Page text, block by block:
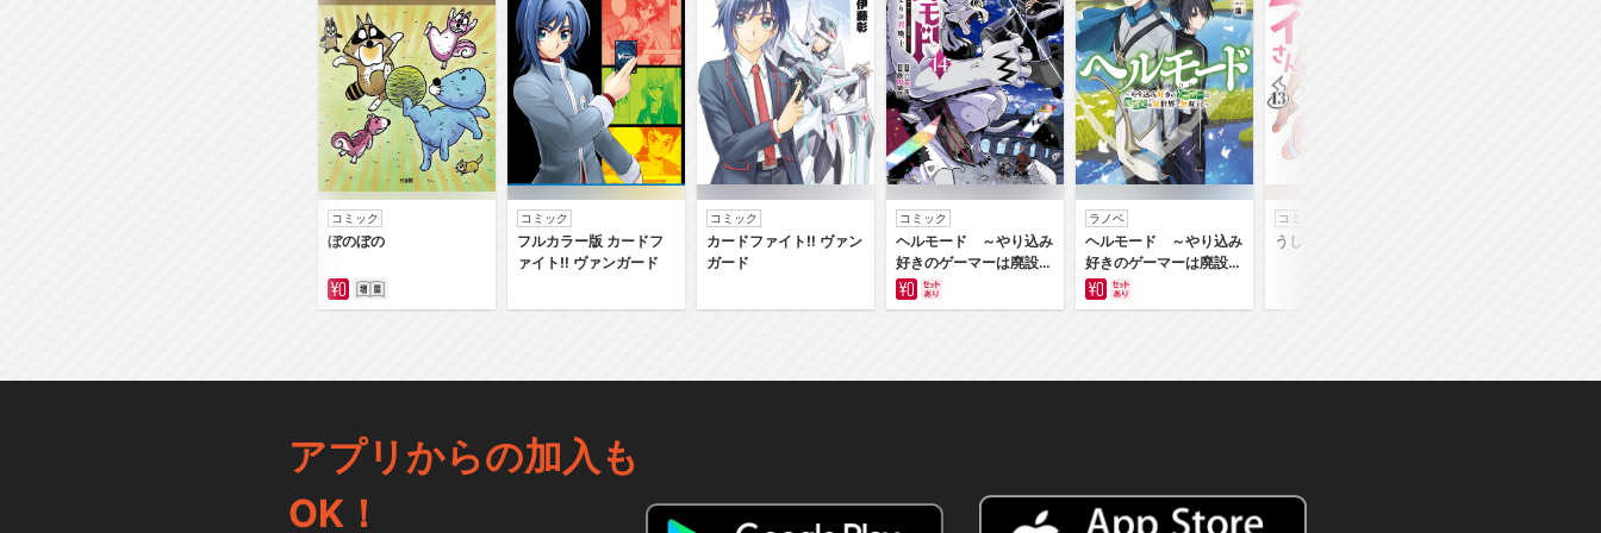
コミック
ぼのぼの
コミック
フルカラー版 カードフ
ァイト‼ ヴァンガード
コミック
カードファイト‼ ヴァン
ガード
コミック
ヘルモード ～やり込み
好きのゲーマーは廃設定
の異世界で無双する～は
じまりの召喚士
ラノベ
ヘルモード ～やり込み
好きのゲーマーは廃設定
の異世界で無双する～
コミック
うしろの正面カムイさん
アプリからの加入も
OK！